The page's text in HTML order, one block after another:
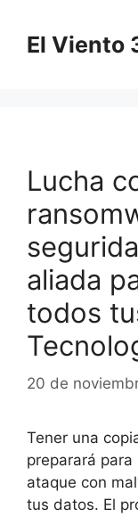
contenido
El Viento
Lucha
aliada
todos
20 de
Tener una
preparará
ataque con
tus datos. El